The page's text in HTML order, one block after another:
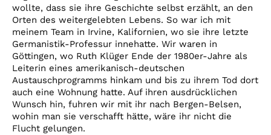
wollte, dass sie ihre Geschichte selbst erzählt, an den
Orten des weitergelebten Lebens. So war ich mit
meinem Team in Irvine, Kalifornien, wo sie ihre letzte
Germanistik-Professur innehatte. Wir waren in
Göttingen, wo Ruth Klüger Ende der 1980er-Jahre als
Leiterin eines amerikanisch-deutschen
Austauschprogramms hinkam und bis zu ihrem Tod dort
auch eine Wohnung hatte. Auf ihren ausdrücklichen
Wunsch hin, fuhren wir mit ihr nach Bergen-Belsen,
wohin man sie verschafft hätte, wäre ihr nicht die
Flucht gelungen.